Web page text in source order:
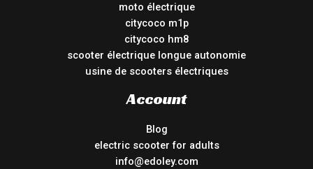
moto électrique
citycoco m1p
citycoco hm8
scooter électrique longue autonomie
usine de scooters électriques
Account
Blog
electric scooter for adults
info@edoley.com